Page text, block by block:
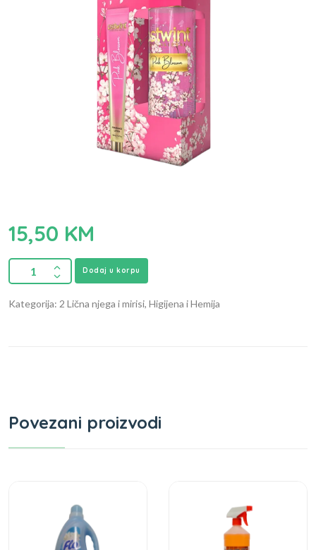
15,50 KM
Dodaj u korpu
Kategorija: 2 Lična njega i mirisi, Higijena i Hemija
Povezani proizvodi